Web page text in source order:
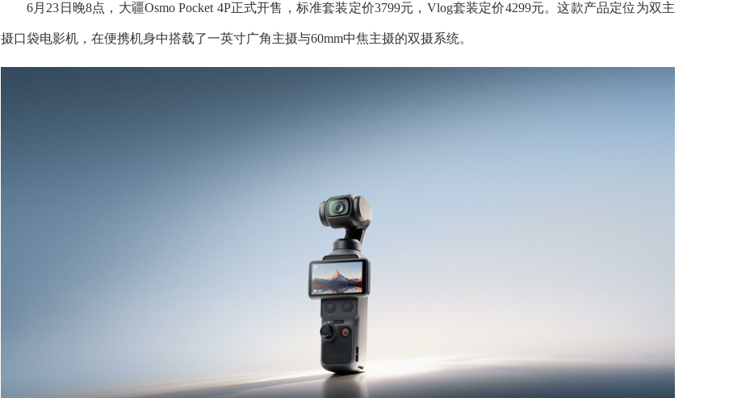
6月23日晚8点，大疆Osmo Pocket 4P正式开售，标准套装定价3799元，Vlog套装定价4299元。这款产品定位为双主
摄口袋电影机，在便携机身中搭载了一英寸广角主摄与60mm中焦主摄的双摄系统。